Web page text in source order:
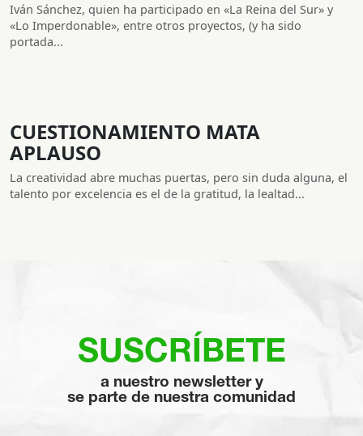
Iván Sánchez, quien ha participado en «La Reina del Sur» y
«Lo Imperdonable», entre otros proyectos, (y ha sido
portada...
CUESTIONAMIENTO MATA
APLAUSO
La creatividad abre muchas puertas, pero sin duda alguna, el
talento por excelencia es el de la gratitud, la lealtad...
SUSCRÍBETE
a nuestro newsletter y
se parte de nuestra comunidad